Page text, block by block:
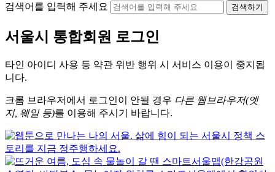
검색어를 입력해 주세요 검색하기
서울시 통합회원 로그인
타인 아이디 사용 등 약관 위반 행위 시 서비스 이용이 중지됩
니다.
크롬 브라우저에서 로그인이 안될 경우 다른 웹브라우저(엣
지, 웨일 등)를 이용해 주시기 바랍니다.